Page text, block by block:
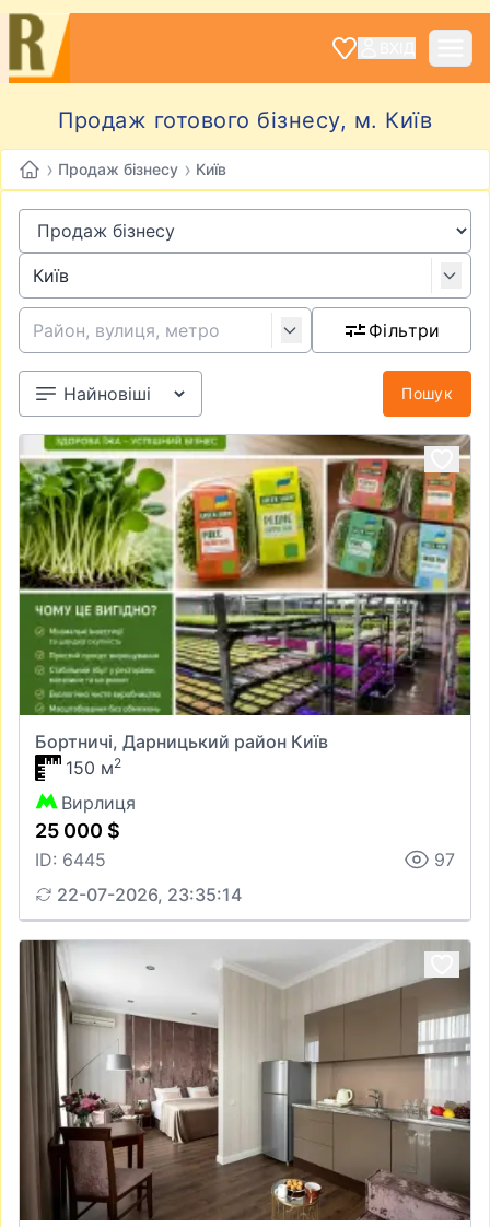
Продаж готового бізнесу, м. Київ
› Продаж бізнесу › Київ
Фільтри
Пошук
Бортничі, Дарницький район Київ
150 м2
Вирлиця
25 000 $
ID: 6445
97
22-07-2026, 23:35:14